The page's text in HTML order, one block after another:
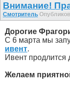
Внимание!
Смотритель
Дорогие
С 6 марта мы
ивент.
Ивент продлится
Желаем